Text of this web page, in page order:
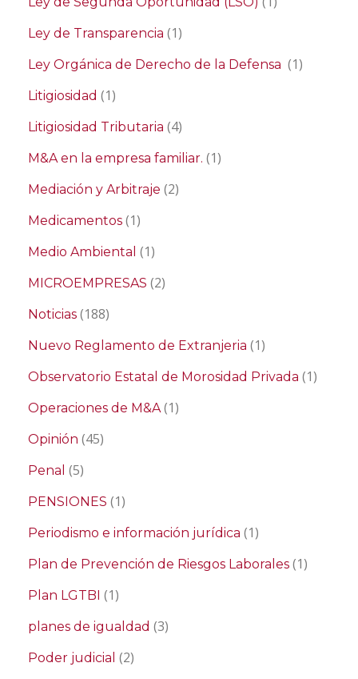
Ley de Transparencia (1)
Ley Orgánica de Derecho de la Defensa (1)
Litigiosidad (1)
Litigiosidad Tributaria (4)
M&A en la empresa familiar. (1)
Mediación y Arbitraje (2)
Medicamentos (1)
Medio Ambiental (1)
MICROEMPRESAS (2)
Noticias (188)
Nuevo Reglamento de Extranjeria (1)
Observatorio Estatal de Morosidad Privada (1)
Operaciones de M&A(1)
Opinión (45)
Penal (5)
PENSIONES (1)
Periodismo e información jurídica (1)
Plan de Prevención de Riesgos Laborales (1)
Plan LGTBI (1)
planes de igualdad (3)
Poder judicial (2)